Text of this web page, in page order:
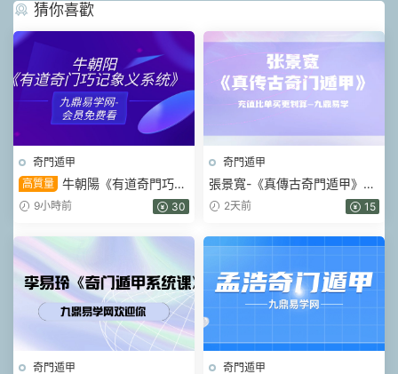
猜你喜歡
奇門遁甲
高質量 牛朝陽《有道奇門巧記
象義系統》17集視頻 約3小時
9小時前 30
奇門遁甲
張景寬-《真傳古奇門遁甲》15
集視頻
2天前 15
奇門遁甲 奇門遁甲